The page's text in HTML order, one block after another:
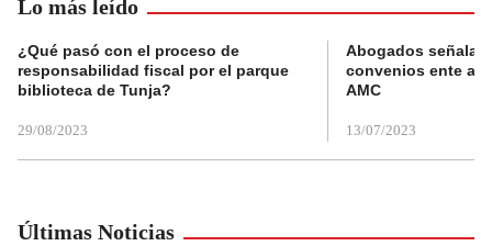
Lo más leído
¿Qué pasó con el proceso de
responsabilidad fiscal por el parque
biblioteca de Tunja?
29/08/2023
Abogados
convenios ente
AMC
13/07/2023
Últimas Noticias